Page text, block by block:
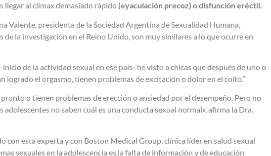
llegar al clímax demasiado rápido (eyaculación precoz) o disfunción eréctil.
Valente, presidenta de la Sociedad Argentina de Sexualidad Humana,
de la investigación en el Reino Unido, son muy similares a lo que ocurre en
de la actividad sexual en ese país- he visto a chicas que después de uno o
logrado el orgasmo, tienen problemas de excitación o dolor en el coito.”
o tienen problemas de erección o ansiedad por el desempeño. Pero no
adolescentes no saben cuál es una conducta sexual normal», afirma la Dra.
con esta experta y con Boston Medical Group, clínica líder en salud sexual
sexuales en la adolescencia es la falta de información y de educación